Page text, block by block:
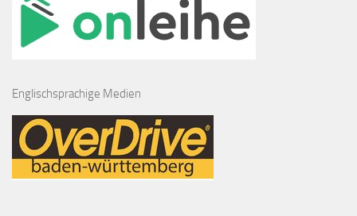
Englischsprachige Medien